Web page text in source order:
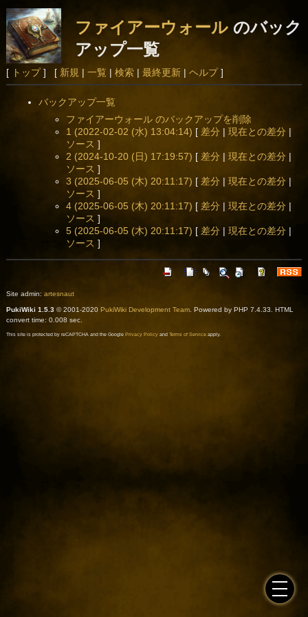
ファイアーウォールのバック
アップ一覧
[ トップ] [ 新規 | 一覧 | 検索| 最終更新| ヘルプ]
バックアップ一覧
ファイアーウォール のバックアップを削除
1 (2022-02-02 (水) 13:04:14) [ 差分 |現在との差分 |
ソース ]
2 (2024-10-20 (日) 17:19:57) [ 差分 |現在との差分 |
ソース ]
3 (2025-06-05 (木) 20:11:17) [ 差分 |現在との差分 |
ソース ]
4 (2025-06-05 (木) 20:11:17) [ 差分 |現在との差分 |
ソース ]
5 (2025-06-05 (木) 20:11:17) [ 差分 |現在との差分 |
ソース ]
Site admin: artesnaut
PukiWiki 1.5.3© 2001-2020 PukiWiki Development Team. Powered by PHP 7.4.33. HTML
convert time: 0.008 sec.
This site is protected by reCAPTCHA and the Google Privacy Policyand Terms of Serviceapply.